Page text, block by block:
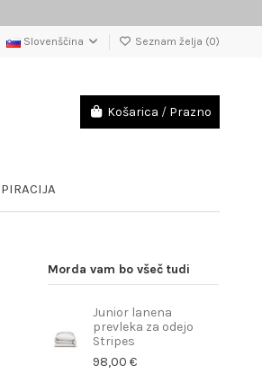
Slovenščina Seznam želja (0)
Košarica / Prazno
Morda vam bo všeč tudi
Junior lanena
prevleka za odejo
Stripes
98,00 €